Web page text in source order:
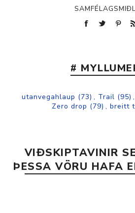
#
utanvegahlaup (73) , Trail (95) ,
Zero drop (79) , breitt
VIÐSKIPTAVINIR
ÞESSA VÖRU HAFA